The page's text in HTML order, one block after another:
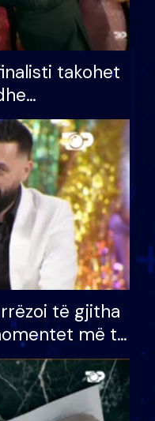
takohet
ndonjë letër
të gjitha
më të
VIP: Do më
kur…